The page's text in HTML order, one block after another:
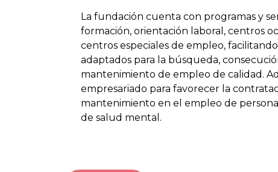
La fundación cuenta con programas y
formación, orientación laboral, centros
centros especiales de empleo,
adaptados para la búsqueda,
mantenimiento de empleo de calidad.
empresariado para favorecer la
mantenimiento en el empleo de
de salud mental.